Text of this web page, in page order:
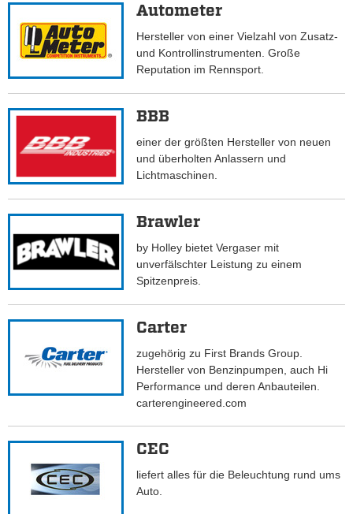
Autometer
Hersteller von einer Vielzahl von Zusatz-
und Kontrollinstrumenten. Große
Reputation im Rennsport.
BBB
einer der größten Hersteller von neuen
und überholten Anlassern und
Lichtmaschinen.
Brawler
by Holley bietet Vergaser mit
unverfälschter Leistung zu einem
Spitzenpreis.
Carter
zugehörig zu First Brands Group.
Hersteller von Benzinpumpen, auch Hi
Performance und deren Anbauteilen.
carterengineered.com
CEC
liefert alles für die Beleuchtung rund ums
Auto.